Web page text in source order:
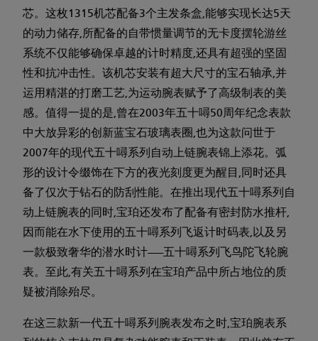
芯。这枚1315机芯配备3个主发条盒,能够实现长达5天
的动力储存,所配备的自带惯量调节的无卡度摆轮游丝
系统不仅能够确保卓越的计时精度,还具有超强的坚固
性和抗冲击性。该机芯安装有超大尺寸的宝石轴承,并
运用精湛的打磨工艺,为运动腕表赋予了高级制表的美
感。值得一提的是,曾在2003年五十噚50周年纪念表款
中大放异彩的创新蓝宝石玻璃表圈,也为这款问世于
2007年的现代五十噚系列自动上链腕表锦上添花。弧
形的设计令缀饰在下方的夜光刻度更为醒目,同时还具
备了仅次于钻石的防刮性能。在推出现代五十噚系列自
动上链腕表的同时,宝珀还发布了配备有密封防水推杆,
因而能在水下使用的五十噚系列飞返计时码表,以及另
一款极致奢华的潜水时计——五十噚系列飞鸟陀飞轮腕
表。至此,有关五十噚系列在宝珀产品中所占地位的质
疑被消除殆尽。
在这三款新一代五十噚系列腕表发布之时,宝珀腕表系